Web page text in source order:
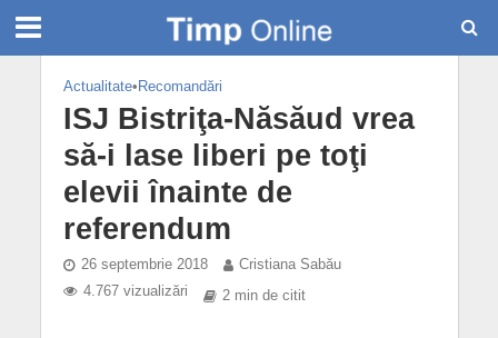
Actualitate• Recomandări
ISJ Bistriţa-Năsăud vrea
să-i lase liberi pe toţi
elevii înainte de
referendum
26 septembrie 2018
Cristiana Sabău
4.767 vizualizări
2 min de citit